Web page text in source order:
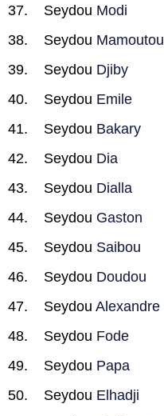
Seydou Modi
Seydou Mamoutou
Seydou Djiby
Seydou Emile
Seydou Bakary
Seydou Dia
Seydou Dialla
Seydou Gaston
Seydou Saibou
Seydou Doudou
Seydou Alexandre
Seydou Fode
Seydou Papa
Seydou Elhadji